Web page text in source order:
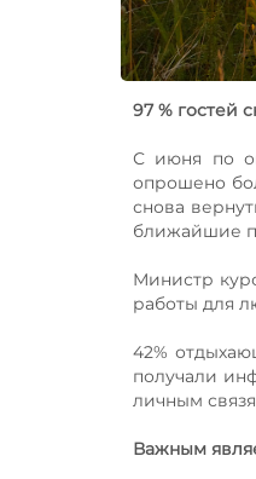
97 % гостей
С июня по
опрошено
снова
ближайшие
Министр
работы для
42%
получали
личным
Важным